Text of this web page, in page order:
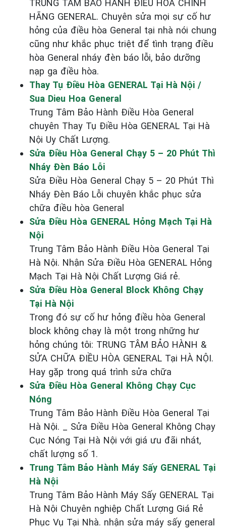
TRUNG TÂM BẢO HÀNH ĐIỀU HÒA CHÍNH
HÃNG GENERAL. Chuyên sửa mọi sự cố hư
hỏng của điều hòa General tại nhà nói chung
cũng như khắc phục triệt để tình trạng điều
hòa General nháy đèn báo lỗi, bảo dưỡng
nạp ga điều hòa.
Thay Tụ Điều Hòa GENERAL Tại Hà Nội /
Sua Dieu Hoa General
Trung Tâm Bảo Hành Điều Hòa General
chuyên Thay Tụ Điều Hòa GENERAL Tại Hà
Nội Uy Chất Lượng.
Sửa Điều Hòa General Chạy 5 – 20 Phút Thì
Nháy Đèn Báo Lỗi
Sửa Điều Hòa General Chạy 5 – 20 Phút Thì
Nháy Đèn Báo Lỗi chuyên khắc phục sửa
chữa điều hòa General
Sửa Điều Hòa GENERAL Hỏng Mạch Tại Hà
Nội
Trung Tâm Bảo Hành Điều Hòa General Tại
Hà Nội. Nhận Sửa Điều Hòa GENERAL Hỏng
Mạch Tại Hà Nội Chất Lượng Giá rẻ.
Sửa Điều Hòa General Block Không Chạy
Tại Hà Nội
Trong đó sự cố hư hỏng điều hòa General
block không chạy là một trong những hư
hỏng chúng tôi: TRUNG TÂM BẢO HÀNH &
SỬA CHỮA ĐIỀU HÒA GENERAL Tại HÀ NỘI.
Hay gặp trong quá trình sửa chữa
Sửa Điều Hòa General Không Chạy Cục
Nóng
Trung Tâm Bảo Hành Điều Hòa General Tại
Hà Nội. _ Sửa Điều Hòa General Không Chạy
Cục Nóng Tại Hà Nội với giá ưu đãi nhát,
chất lượng số 1.
Trung Tâm Bảo Hành Máy Sấy GENERAL Tại
Hà Nội
Trung Tâm Bảo Hành Máy Sấy GENERAL Tại
Hà Nội Chuyên nghiệp Chất Lượng Giá Rẻ
Phục Vụ Tại Nhà. nhận sửa máy sấy general